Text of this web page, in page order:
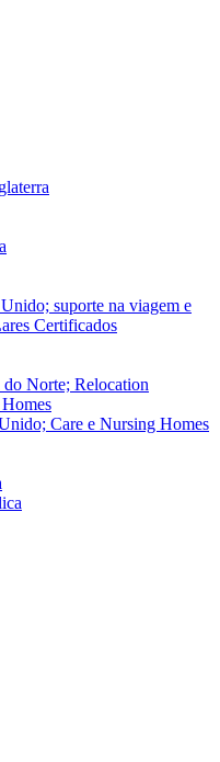
suporte na viagem e
Certificados
Norte; Relocation
Care e Nursing Homes